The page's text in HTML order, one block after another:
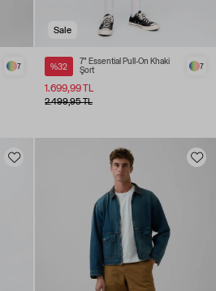
7
Sale
%32
7" Essential Pull-On Khaki
Şort
1.699,99 TL
7
2.499,95 TL